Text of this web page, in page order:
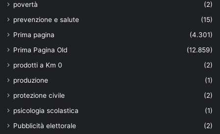
povertà
(2)
prevenzione e salute
(15)
Prima pagina
(4.301)
Prima Pagina Old
(12.859)
prodotti a Km 0
(2)
produzione
(1)
protezione civile
(2)
psicologia scolastica
(1)
Pubblicità elettorale
(2)